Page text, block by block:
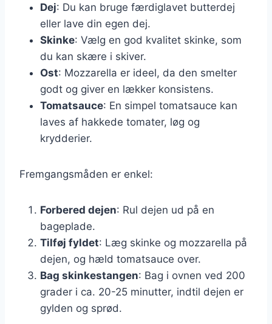
Dej: Du kan bruge færdiglavet butterdej
eller lave din egen dej.
Skinke: Vælg en god kvalitet skinke, som
du kan skære i skiver.
Ost: Mozzarella er ideel, da den smelter
godt og giver en lækker konsistens.
Tomatsauce: En simpel tomatsauce kan
laves af hakkede tomater, løg og
krydderier.
Fremgangsmåden er enkel:
Forbered dejen: Rul dejen ud på en
bageplade.
Tilføj fyldet: Læg skinke og mozzarella på
dejen, og hæld tomatsauce over.
Bag skinkestangen: Bag i ovnen ved 200
grader i ca. 20-25 minutter, indtil dejen er
gylden og sprød.